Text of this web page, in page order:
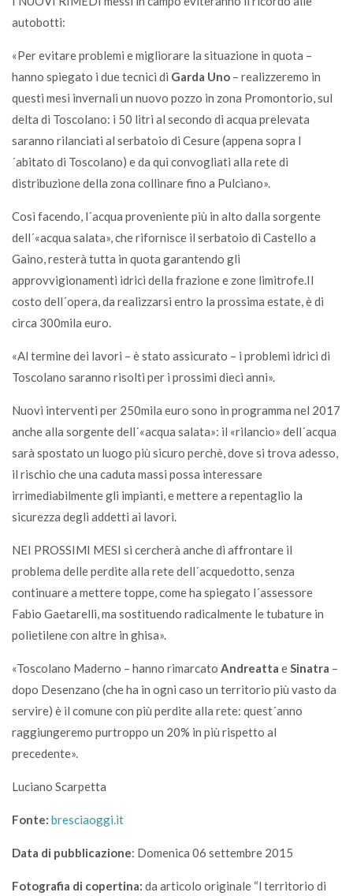
autobotti:
«Per evitare problemi e migliorare la situazione in quota –
hanno spiegato i due tecnici di Garda Uno – realizzeremo in
questi mesi invernali un nuovo pozzo in zona Promontorio, sul
delta di Toscolano: i 50 litri al secondo di acqua prelevata
saranno rilanciati al serbatoio di Cesure (appena sopra l
´abitato di Toscolano) e da qui convogliati alla rete di
distribuzione della zona collinare fino a Pulciano».
Così facendo, l´acqua proveniente più in alto dalla sorgente
dell´«acqua salata», che rifornisce il serbatoio di Castello a
Gaino, resterà tutta in quota garantendo gli
approvvigionamenti idrici della frazione e zone limitrofe.Il
costo dell´opera, da realizzarsi entro la prossima estate, è di
circa 300mila euro.
«Al termine dei lavori – è stato assicurato – i problemi idrici di
Toscolano saranno risolti per i prossimi dieci anni».
Nuovi interventi per 250mila euro sono in programma nel 2017
anche alla sorgente dell´«acqua salata»: il «rilancio» dell´acqua
sarà spostato un luogo più sicuro perchè, dove si trova adesso,
il rischio che una caduta massi possa interessare
irrimediabilmente gli impianti, e mettere a repentaglio la
sicurezza degli addetti ai lavori.
NEI PROSSIMI MESI si cercherà anche di affrontare il
problema delle perdite alla rete dell´acquedotto, senza
continuare a mettere toppe, come ha spiegato l´assessore
Fabio Gaetarelli, ma sostituendo radicalmente le tubature in
polietilene con altre in ghisa».
«Toscolano Maderno – hanno rimarcato Andreatta eSinatra –
dopo Desenzano (che ha in ogni caso un territorio più vasto da
servire) è il comune con più perdite alla rete: quest´anno
raggiungeremo purtroppo un 20% in più rispetto al
precedente».
Luciano Scarpetta
Fonte: bresciaoggi.it
Data di pubblicazione: Domenica 06 settembre 2015
Fotografia di copertina: da articolo originale “l territorio di